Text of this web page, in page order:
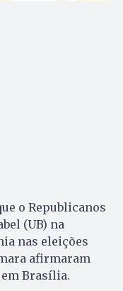
o Republicanos
(UB) na
nas eleições
afirmaram
Brasília.